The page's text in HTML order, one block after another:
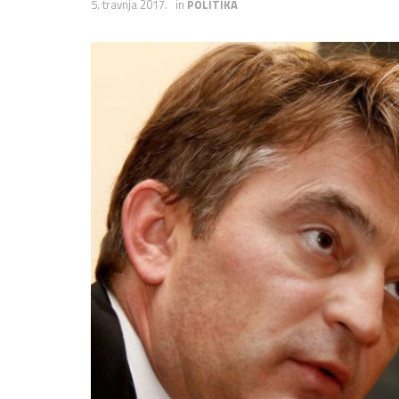
5. travnja 2017. in POLITIKA